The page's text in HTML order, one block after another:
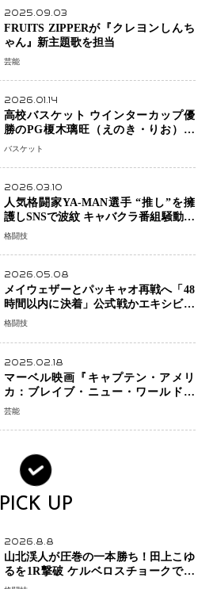
2025.09.03
FRUITS ZIPPERが『クレヨンしんち
ゃん』新主題歌を担当
芸能
2026.01.14
高校バスケット ウインターカップ優
勝のPG榎木璃旺（えのき・りお）が
プロの現場へ―。
バスケット
2026.03.10
人気格闘家YA-MAN選手 “推し”を擁
護しSNSで波紋 キャバクラ番組騒動に
参戦…結果的にPR効果も？
格闘技
2026.05.08
メイウェザーとパッキャオ再戦へ「48
時間以内に決着」公式戦かエキシビシ
ョンか混迷続く
格闘技
2025.02.18
マーベル映画『キャプテン・アメリ
カ：ブレイブ・ニュー・ワールド』
新ブラック・ウィドウ役のシラ・ハー
芸能
PICK UP
2026.8.8
山北渓人が圧巻の一本勝ち！田上こゆ
るを1R撃破 ケルベロスチョークで存
在感を示す